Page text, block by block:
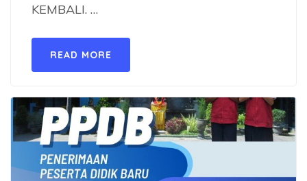
KEMBALI. …
READ MORE